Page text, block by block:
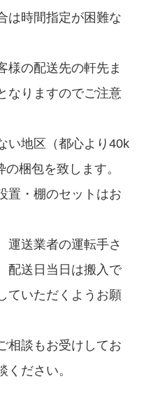
は時間指定が困難な
様の配送先の軒先ま
なりますのでご注意
い地区（都心より40k
梱包を致します。
置・棚のセットはお
運送業者の運転手さ
配送日当日は搬入で
ていただくようお願
相談もお受けしてお
ください。